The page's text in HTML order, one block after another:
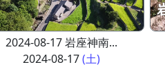
2024-08-17 岩座神南...
2024-08-17(土)